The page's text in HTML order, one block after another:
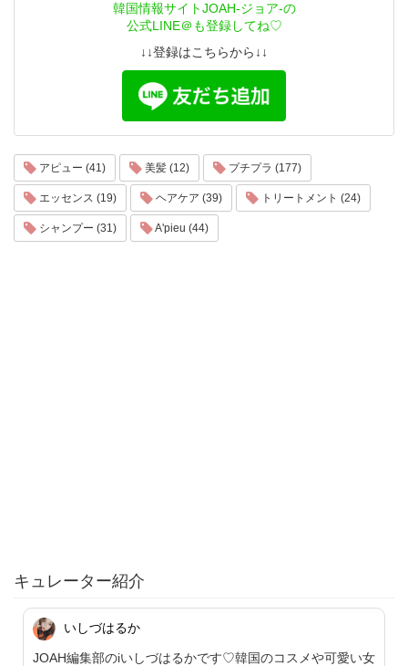
韓国情報サイトJOAH-ジョア-の
公式LINE＠も登録してね♡
↓↓登録はこちらから↓↓
アピュー (41) 美髪 (12) プチプラ (177)
エッセンス (19) ヘアケア (39) トリートメント (24)
シャンプー (31) A'pieu (44)
キュレーター紹介
いしづはるか
JOAH編集部のiいしづはるかです♡韓国のコスメや可愛い女